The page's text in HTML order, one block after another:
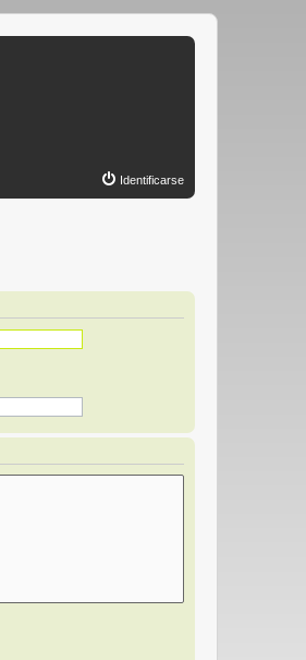
Identificarse